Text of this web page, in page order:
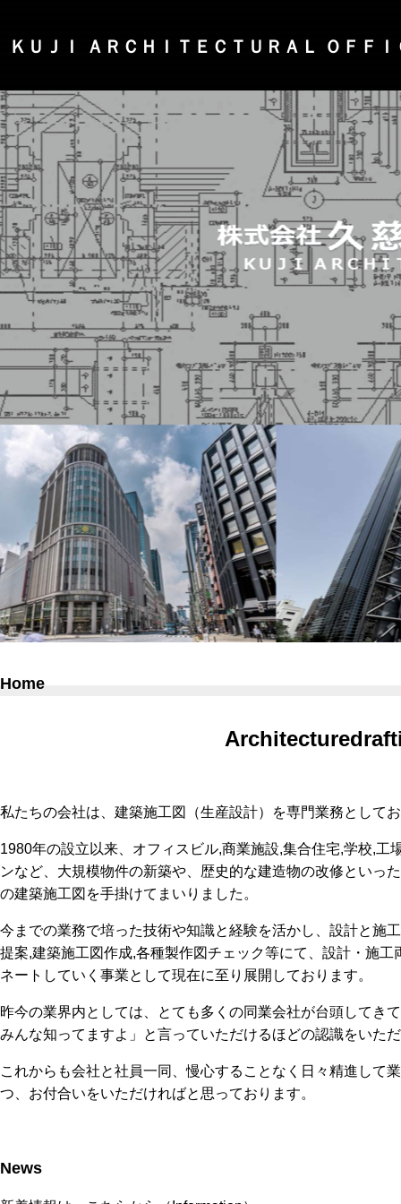
ＫＵＪＩ ＡＲＣＨＩＴＥＣＴＵＲＡＬ ＯＦＦ
Home
私たちの会社は、建築施工図（生産設計）を専門業務として
1980年の設立以来、オフィスビル,商業施設,集合住宅,学校,工
ンなど、大規模物件の新築や、 歴史的な建造物の改修といっ
の建築施工図を手掛けてまいりました。
今までの業務で培った技術や知識と経験を活かし、設計と施
提案,建築施工図作成,各種製作図チェック等にて、 設計・施工
ネートしていく事業として現在に至り展開しております。
昨今の業界内としては、とても多くの同業会社が台頭してき
みんな知ってますよ」と言っていただけるほどの認識をいた
これからも会社と社員一同、慢心することなく日々精進して
つ、お付合いをいただければと思っております。
News